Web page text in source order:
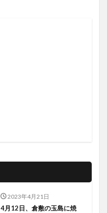
2023年4月21日
4月12日、倉敷の玉島に焼